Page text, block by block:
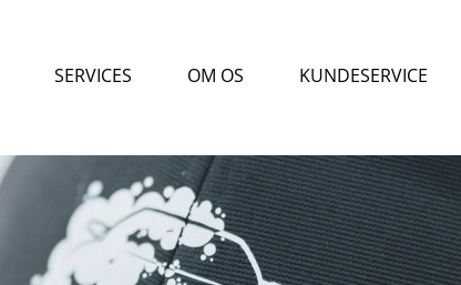
SERVICES OM OS KUNDESERVICE